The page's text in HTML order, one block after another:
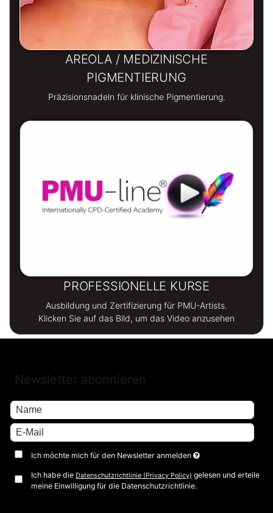
AREOLA / MEDIZINISCHE
PIGMENTIERUNG
Präzisionsnadeln für klinische Pigmentierung.
PROFESSIONELLE KURSE
Ausbildung und Zertifizierung für PMU-Artists.
Klicken Sie auf das Bild, um das Video anzusehen
Newsletter abonnieren
Ich möchte mich für den Newsletter anmelden
Ich habe die Datenschutzrichtlinie (Privacy Policy) gelesen und erteile
meine Einwilligung für die Datenschutzrichtlinie.